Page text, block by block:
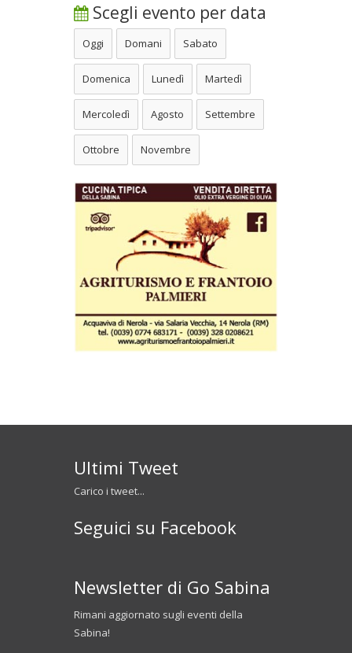
Scegli evento per data
Oggi Domani Sabato
Domenica Lunedì Martedì
Mercoledì Agosto Settembre
Ottobre Novembre
Ultimi Tweet
Carico i tweet...
Seguici su Facebook
Newsletter di Go Sabina
Rimani aggiornato sugli eventi della
Sabina!